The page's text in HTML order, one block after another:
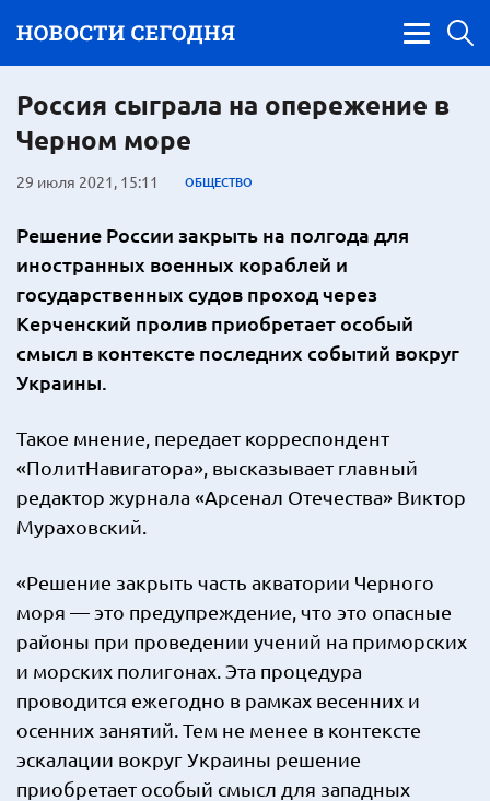
Россия сыграла на опережение в
Черном море
29 июля 2021, 15:11 ОБЩЕСТВО
Решение России закрыть на полгода для
иностранных военных кораблей и
государственных судов проход через
Керченский пролив приобретает особый
смысл в контексте последних событий вокруг
Украины.
Такое мнение, передает корреспондент
«ПолитНавигатора», высказывает главный
редактор журнала «Арсенал Отечества» Виктор
Мураховский.
«Решение закрыть часть акватории Черного
моря — это предупреждение, что это опасные
районы при проведении учений на приморских
и морских полигонах. Эта процедура
проводится ежегодно в рамках весенних и
осенних занятий. Тем не менее в контексте
эскалации вокруг Украины решение
приобретает особый смысл для западных